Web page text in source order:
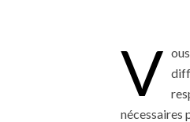
V
nécessaires